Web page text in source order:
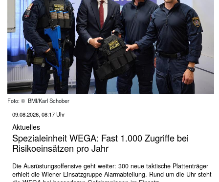
Foto: © BMI/Karl Schober
09.08.2026, 08:17 Uhr
Aktuelles
Spezialeinheit WEGA: Fast 1.000 Zugriffe bei
Risikoeinsätzen pro Jahr
Die Ausrüstungsoffensive geht weiter: 300 neue taktische Plattenträger
erhielt die Wiener Einsatzgruppe Alarmabteilung. Rund um die Uhr steht